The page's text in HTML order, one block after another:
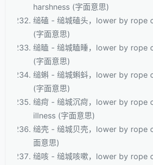
harshness (字面意思)
缒磕 - 缒城磕头，lower by rope
(字面意思)
缒瞌 - 缒城瞌睡，lower by rope
(字面意思)
缒蝌 - 缒城蝌蚪，lower by rope
(字面意思)
缒疴 - 缒城沉疴，lower by rope
illness (字面意思)
缒壳 - 缒城贝壳，lower by rope
面意思)
缒咳 - 缒城咳嗽，lower by rope